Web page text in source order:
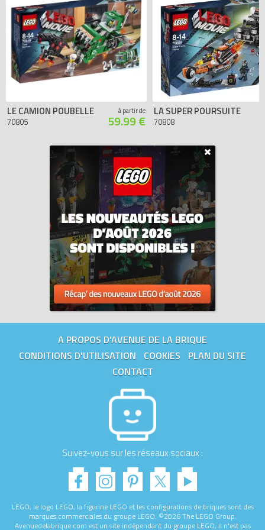
LE CAMION POUBELLE
70805
à partir de
59.99 €
LA SUPER POURSUITE
70808
A PROPOS D'AVENUE DE LA BRIQUE
CONDITIONS D'UTILISATION
COOKIES
PLAN DU SITE
CONTACT
Suivez-vous sur les réseaux sociaux :
LEGO, le logo LEGO, la figurine LEGO et les configurations de briques sont des
marques commerciales du groupe LEGO. ©2026 The LEGO Group.
Avenuedelabrique.com est un site indépendant du groupe LEGO, il n'est pas